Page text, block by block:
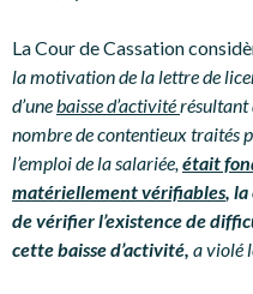
La Cour de Cassation
la motivation de la lettre de
d’unebaisse d’activitérésultant
nombre de contentieux traités
l’emploi de la salariée,était
matériellement vérifiables, la
de vérifier l’existence de
cette baisse d’activité, a violé